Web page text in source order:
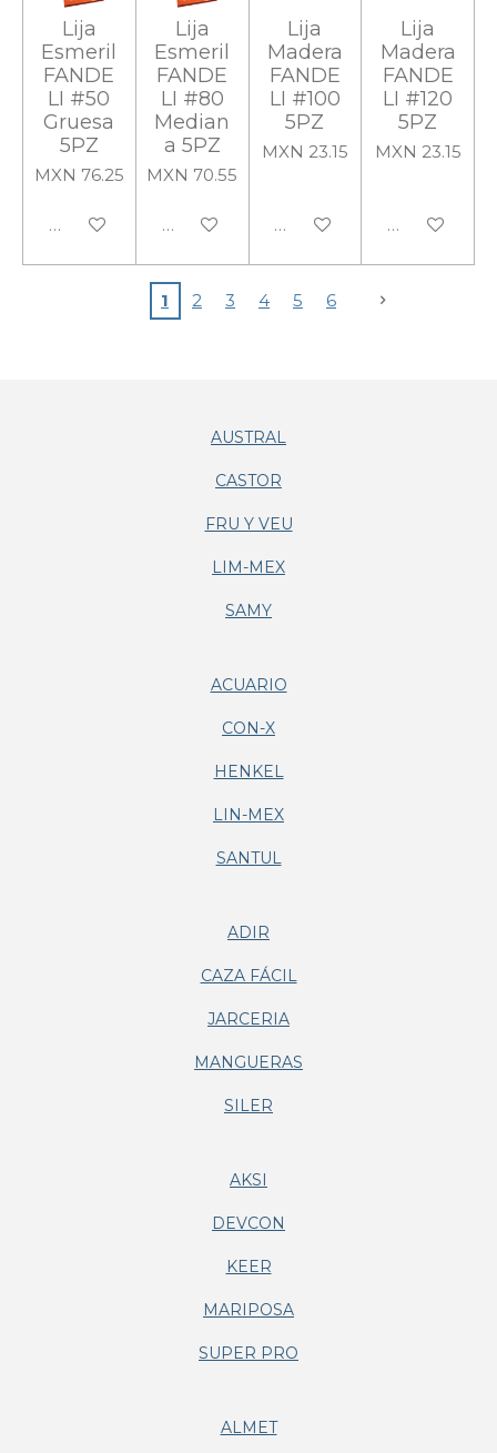
Lija
Esmeril
FANDE
LI #50
Gruesa
5PZ
MXN 76.25
Añadir al carrito
Lija
Esmeril
FANDE
LI #80
Median
a 5PZ
MXN 70.55
Añadir al carrito
Lija
Madera
FANDE
LI #100
5PZ
MXN 23.15
Añadir al carrito
Lija
Madera
FANDE
LI #120
5PZ
MXN 23.15
Añadir al
1 2 3 4 5 6
AUSTRAL
CASTOR
FRU Y VEU
LIM-MEX
SAMY
ACUARIO
CON-X
HENKEL
LIN-MEX
SANTUL
ADIR
CAZA FÁCIL
JARCERIA
MANGUERAS
SILER
AKSI
DEVCON
KEER
MARIPOSA
SUPER PRO
ALMET